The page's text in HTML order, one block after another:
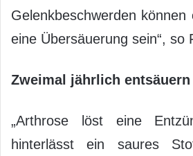
Gelenkbeschwerden können
eine Übersäuerung sein“, so
Zweimal jährlich entsäuern
„Arthrose löst eine
hinterlässt ein saures